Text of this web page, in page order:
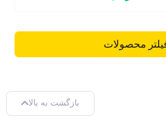
محصولات
بازگشت به بالا